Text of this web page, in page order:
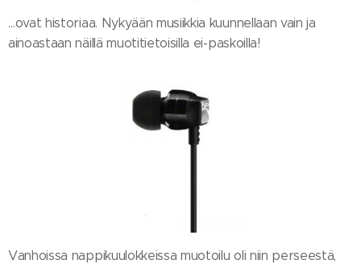
…ovat historiaa. Nykyään musiikkia kuunnellaan vain ja
ainoastaan näillä muotitietoisilla ei-paskoilla!
Vanhoissa nappikuulokkeissa muotoilu oli niin perseestä,